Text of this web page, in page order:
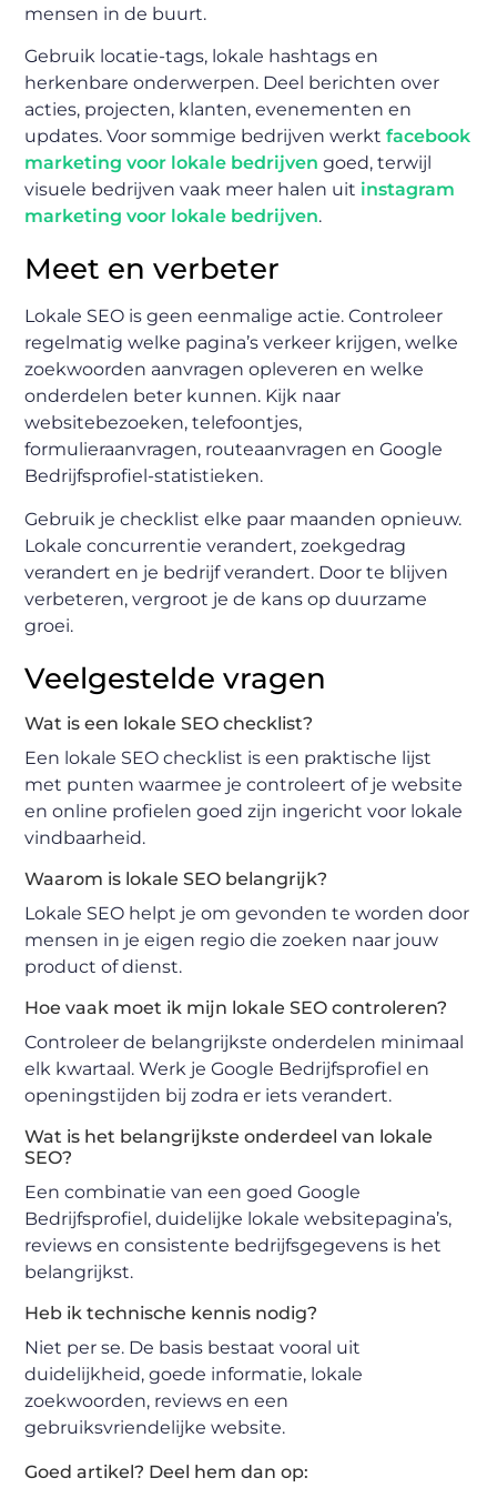
mensen in de buurt.
Gebruik locatie-tags, lokale hashtags en
herkenbare onderwerpen. Deel berichten over
acties, projecten, klanten, evenementen en
updates. Voor sommige bedrijven werktfacebook
marketing voor lokale bedrijven goed, terwijl
visuele bedrijven vaak meer halen uit instagram
marketing voor lokale bedrijven.
Meet en verbeter
Lokale SEO is geen eenmalige actie. Controleer
regelmatig welke pagina’s verkeer krijgen, welke
zoekwoorden aanvragen opleveren en welke
onderdelen beter kunnen. Kijk naar
websitebezoeken, telefoontjes,
formulieraanvragen, routeaanvragen en Google
Bedrijfsprofiel-statistieken.
Gebruik je checklist elke paar maanden opnieuw.
Lokale concurrentie verandert, zoekgedrag
verandert en je bedrijf verandert. Door te blijven
verbeteren, vergroot je de kans op duurzame
groei.
Veelgestelde vragen
Wat is een lokale SEO checklist?
Een lokale SEO checklist is een praktische lijst
met punten waarmee je controleert of je website
en online profielen goed zijn ingericht voor lokale
vindbaarheid.
Waarom is lokale SEO belangrijk?
Lokale SEO helpt je om gevonden te worden door
mensen in je eigen regio die zoeken naar jouw
product of dienst.
Hoe vaak moet ik mijn lokale SEO controleren?
Controleer de belangrijkste onderdelen minimaal
elk kwartaal. Werk je Google Bedrijfsprofiel en
openingstijden bij zodra er iets verandert.
Wat is het belangrijkste onderdeel van lokale
SEO?
Een combinatie van een goed Google
Bedrijfsprofiel, duidelijke lokale websitepagina’s,
reviews en consistente bedrijfsgegevens is het
belangrijkst.
Heb ik technische kennis nodig?
Niet per se. De basis bestaat vooral uit
duidelijkheid, goede informatie, lokale
zoekwoorden, reviews en een
gebruiksvriendelijke website.
Goed artikel? Deel hem dan op: